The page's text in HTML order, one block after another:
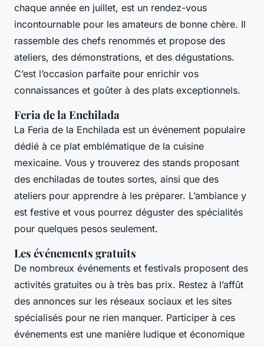
chaque année en juillet, est un rendez-vous
incontournable pour les amateurs de bonne chère. Il
rassemble des chefs renommés et propose des
ateliers, des démonstrations, et des dégustations.
C’est l’occasion parfaite pour enrichir vos
connaissances et goûter à des plats exceptionnels.
Feria de la Enchilada
La Feria de la Enchilada est un événement populaire
dédié à ce plat emblématique de la cuisine
mexicaine. Vous y trouverez des stands proposant
des enchiladas de toutes sortes, ainsi que des
ateliers pour apprendre à les préparer. L’ambiance y
est festive et vous pourrez déguster des spécialités
pour quelques pesos seulement.
Les événements gratuits
De nombreux événements et festivals proposent des
activités gratuites ou à très bas prix. Restez à l’affût
des annonces sur les réseaux sociaux et les sites
spécialisés pour ne rien manquer. Participer à ces
événements est une manière ludique et économique